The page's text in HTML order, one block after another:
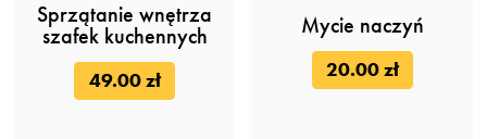
Sprzątanie wnętrza
szafek kuchennych
49.00 zł
Mycie naczyń
20.00 zł